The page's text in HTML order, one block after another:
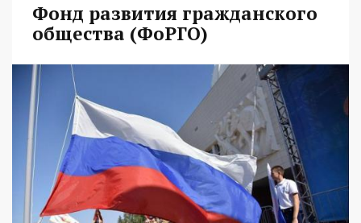
Фонд развития гражданского
общества (ФоРГО)